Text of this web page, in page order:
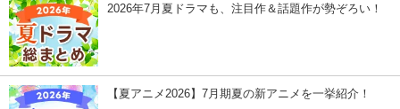
2026年7月夏ドラマも、注目作＆話題作が勢ぞろい！
【夏アニメ2026】7月期夏の新アニメを一挙紹介！